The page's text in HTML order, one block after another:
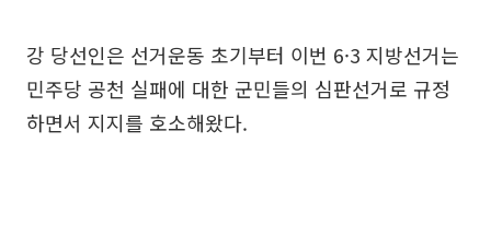
강 당선인은 선거운동 초기부터 이번 6·3 지방선거는
민주당 공천 실패에 대한 군민들의 심판선거로 규정
하면서 지지를 호소해왔다.